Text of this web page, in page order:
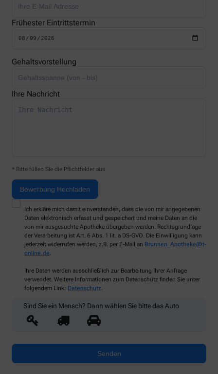
Frühester Eintrittstermin
Gehaltsvorstellung
Ihre Nachricht
* Bitte füllen Sie die Pflichtfelder aus
Ich erkläre mich damit einverstanden, dass die von mir angegebenen
Daten elektronisch erfasst und gespeichert und meine Daten an die
von mir ausgesuchte Apotheke übergeben werden. Rechtsgrundlage
der Verarbeitung ist Art. 6 Abs. 1 lit. a DS-GVO. Die Einwilligung kann
jederzeit widerrufen werden, z.B. per E-Mail an Brunnen_Apotheke@t-
online.de.
Ihre Daten werden ausschließlich zur Bearbeitung Ihrer Anfrage
verwendet. Weitere Informationen zum Datenschutz finden Sie unter
folgendem Link: Datenschutz.
Sind Sie ein Mensch? Dann wählen Sie bittedas Auto